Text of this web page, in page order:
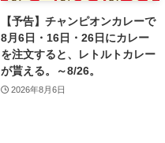
【予告】チャンピオンカレーで
8月6日・16日・26日にカレー
を注文すると、レトルトカレー
が貰える。～8/26。
2026年8月6日